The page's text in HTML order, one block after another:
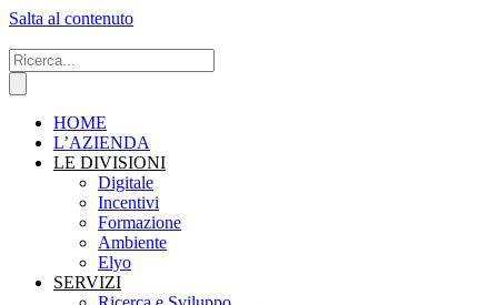
Salta al contenuto
HOME
L’AZIENDA
LE DIVISIONI
Digitale
Incentivi
Formazione
Ambiente
Elyo
SERVIZI